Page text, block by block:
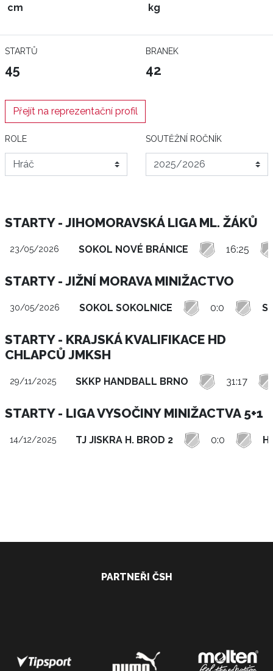
cm kg
STARTŮ
45
BRANEK
42
Přejít na reprezentační profil
ROLE SOUTĚŽNÍ ROČNÍK
STARTY - JIHOMORAVSKÁ LIGA ML. ŽÁKŮ
23/05/2026 SOKOL NOVÉ BRÁNICE 16:25
STARTY - JIŽNÍ MORAVA MINIŽACTVO
30/05/2026 SOKOL SOKOLNICE 0:0
STARTY - KRAJSKÁ KVALIFIKACE HD
CHLAPCŮ JMKSH
29/11/2025 SKKP HANDBALL BRNO 31:17
STARTY - LIGA VYSOČINY MINIŽACTVA 5+1
14/12/2025 TJ JISKRA H. BROD 2 0:0
PARTNEŘI ČSH